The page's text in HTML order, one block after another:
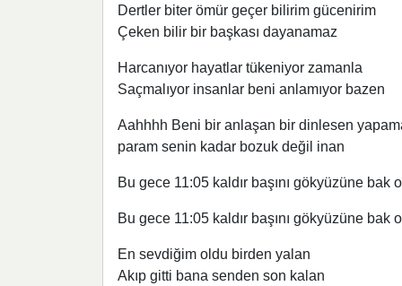
Dertler biter ömür geçer bilirim gücenirim
Çeken bilir bir başkası dayanamaz
Harcanıyor hayatlar tükeniyor zamanla
Saçmalıyor insanlar beni anlamıyor bazen
Aahhhh Beni bir anlaşan bir dinlesen
param senin kadar bozuk değil inan
Bu gece 11:05 kaldır başını gökyüzüne bak
Bu gece 11:05 kaldır başını gökyüzüne bak
En sevdiğim oldu birden yalan
Akıp gitti bana senden son kalan